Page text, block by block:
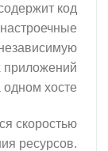
код
приложений
хосте.
скоростью
ресурсов.